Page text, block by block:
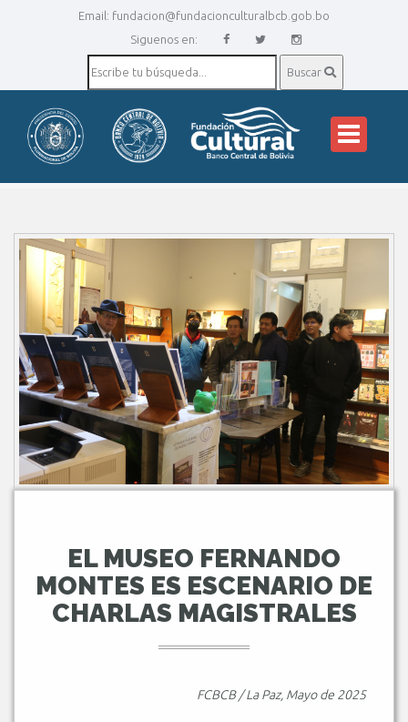
Email: fundacion@fundacionculturalbcb.gob.bo
Siguenos en:
Buscar
EL MUSEO FERNANDO
MONTES ES ESCENARIO DE
CHARLAS MAGISTRALES
FCBCB / La Paz, Mayo de 2025